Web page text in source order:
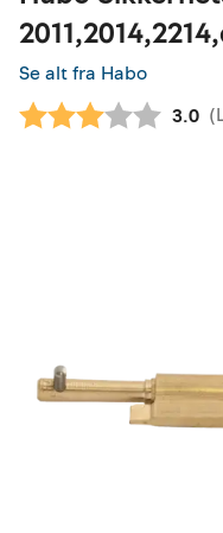
Se alt fra Habo
3.0 (